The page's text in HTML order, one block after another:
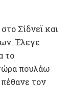
Σίδνεϊ και
Έλεγε
το
πουλάω
τον